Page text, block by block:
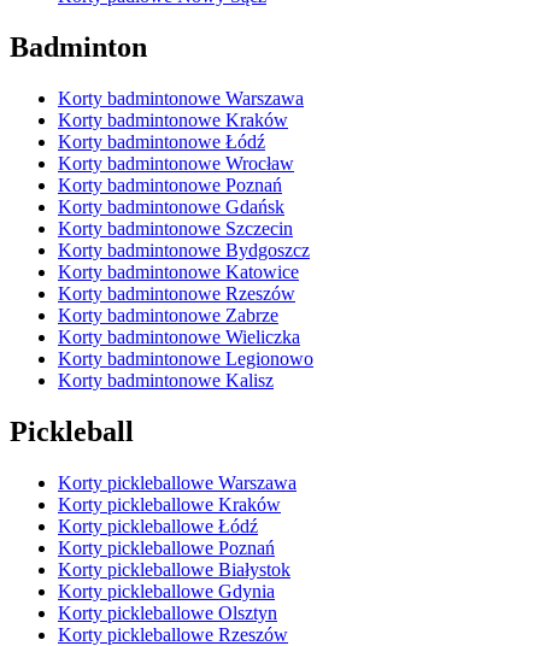
Badminton
Korty badmintonowe Warszawa
Korty badmintonowe Kraków
Korty badmintonowe Łódź
Korty badmintonowe Wrocław
Korty badmintonowe Poznań
Korty badmintonowe Gdańsk
Korty badmintonowe Szczecin
Korty badmintonowe Bydgoszcz
Korty badmintonowe Katowice
Korty badmintonowe Rzeszów
Korty badmintonowe Zabrze
Korty badmintonowe Wieliczka
Korty badmintonowe Legionowo
Korty badmintonowe Kalisz
Pickleball
Korty pickleballowe Warszawa
Korty pickleballowe Kraków
Korty pickleballowe Łódź
Korty pickleballowe Poznań
Korty pickleballowe Białystok
Korty pickleballowe Gdynia
Korty pickleballowe Olsztyn
Korty pickleballowe Rzeszów